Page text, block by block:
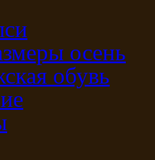
осень
обувь